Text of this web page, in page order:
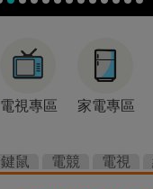
電視專區 家電專區
鍵鼠 電競 電視